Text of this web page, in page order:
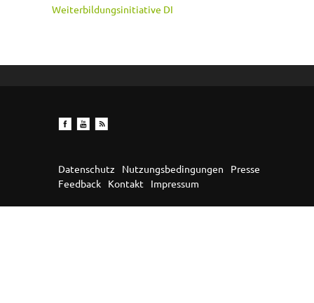
Weiterbildungsinitiative DI
Datenschutz Nutzungsbedingungen
Presse
Feedback
Kontakt Impressum